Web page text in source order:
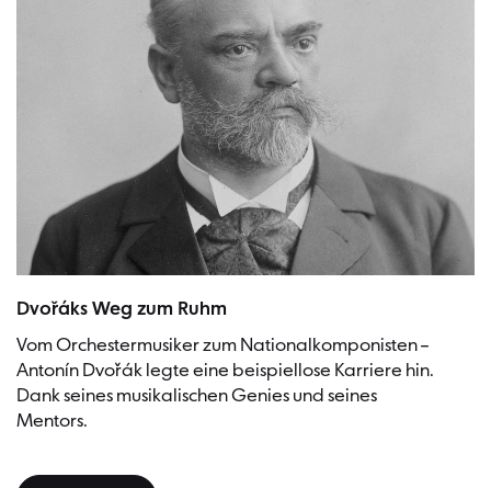
Dvořáks Weg zum Ruhm
Vom Orchestermusiker zum Nationalkomponisten –
Antonín Dvořák legte eine beispiellose Karriere hin.
Dank seines musikalischen Genies und seines
Mentors.